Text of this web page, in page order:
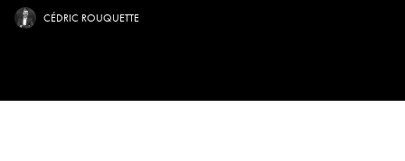
CÉDRIC ROUQUETTE